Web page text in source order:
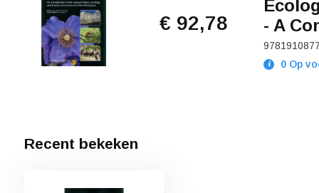
€ 92,78
- A
0 Op
Recent bekeken